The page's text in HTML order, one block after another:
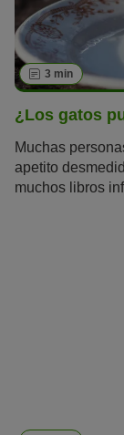
3 min
¿Los gatos
Muchas
apetito
muchos libros